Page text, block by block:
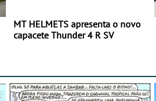
MT HELMETS apresenta o novo
capacete Thunder 4 R SV